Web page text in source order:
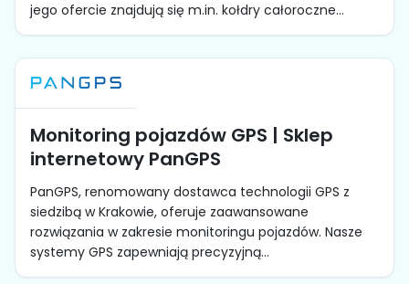
jego ofercie znajdują się m.in. kołdry całoroczne...
Monitoring pojazdów GPS | Sklep
internetowy PanGPS
PanGPS, renomowany dostawca technologii GPS z
siedzibą w Krakowie, oferuje zaawansowane
rozwiązania w zakresie monitoringu pojazdów. Nasze
systemy GPS zapewniają precyzyjną...